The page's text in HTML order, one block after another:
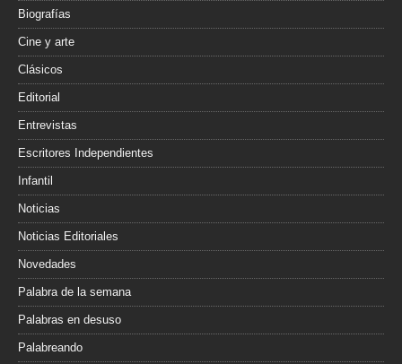
Biografías
Cine y arte
Clásicos
Editorial
Entrevistas
Escritores Independientes
Infantil
Noticias
Noticias Editoriales
Novedades
Palabra de la semana
Palabras en desuso
Palabreando